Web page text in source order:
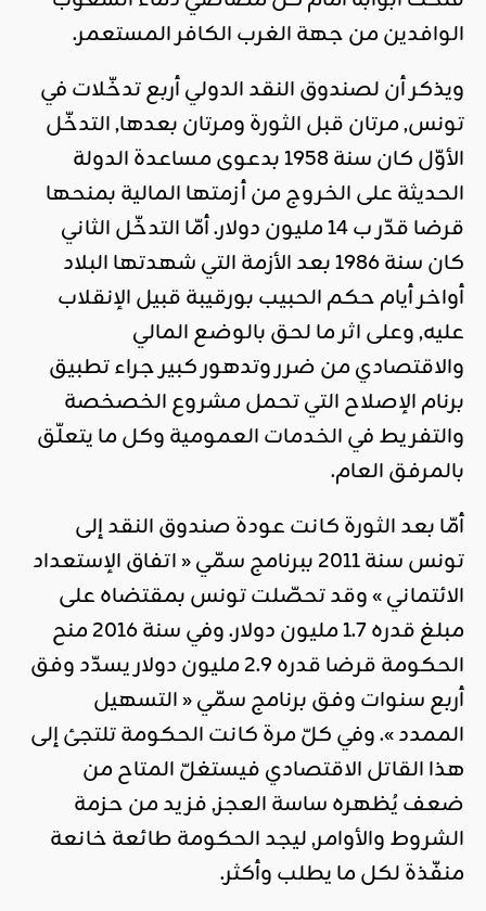
الوافدين من جهة الغرب الكافر المستعمر.
ويذكر أن لصندوق النقد الدولي أربع تدخّلات في
تونس, مرتان قبل الثورة ومرتان بعدها, التدخّل
الأوّل كان سنة 1958 بدعوى مساعدة الدولة
الحديثة على الخروج من أزمتها المالية بمنحها
قرضا قدّر ب 14 مليون دولار. أمّا التدخّل الثاني
كان سنة 1986 بعد الأزمة التي شهدتها البلاد
أواخر أيام حكم الحبيب بورقيبة قبيل الإنقلاب
عليه, وعلى اثر ما لحق بالوضع المالي
والاقتصادي من ضرر وتدهور كبير جراء تطبيق
برنام الإصلاح التي تحمل مشروع الخصخصة
والتفريط في الخدمات العمومية وكل ما يتعلّق
بالمرفق العام.
أمّا بعد الثورة كانت عودة صندوق النقد إلى
تونس سنة 2011 ببرنامج سمّي « اتفاق الإستعداد
الائتماني » وقد تحصّلت تونس بمقتضاه على
مبلغ قدره 1.7 مليون دولار. وفي سنة 2016 منح
الحكومة قرضا قدره 2.9 مليون دولار يسدّد وفق
أربع سنوات وفق برنامج سمّي « التسهيل
الممدد ». وفي كلّ مرة كانت الحكومة تلتجئ إلى
هذا القاتل الاقتصادي فيستغلّ المتاح من
ضعف يُظهره ساسة العجز, فزيد من حزمة
الشروط والأوامر, ليجد الحكومة طائعة خانعة
منفّذة لكل ما يطلب وأكثر.